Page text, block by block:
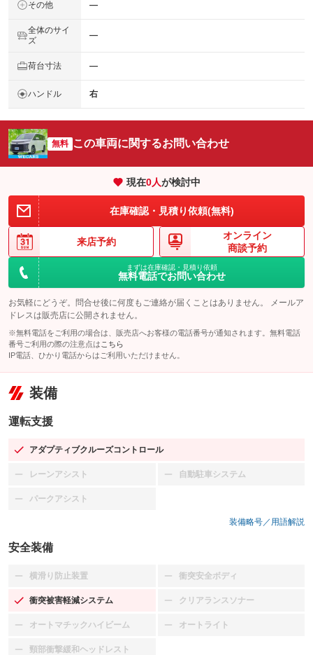
その他 ―
全体のサイ
ズ
―
荷台寸法 ―
ハンドル 右
無料 この車両に関するお問い合わせ
現在0人が検討中
在庫確認・見積り依頼(無料)
来店予約
オンライン
商談予約
まずは在庫確認・見積り依頼
無料電話でお問い合わせ
お気軽にどうぞ。問合せ後に何度もご連絡が届くことはありません。 メールア
ドレスは販売店に公開されません。
※無料電話をご利用の場合は、販売店へお客様の電話番号が通知されます。無料電話
番号ご利用の際の注意点は こちら
IP電話、ひかり電話からはご利用いただけません。
装備
運転支援
アダプティブクルーズコントロール
：装備あり
レーンアシスト
：装備なし 自動駐車システム
：装備なし
パークアシスト
：装備なし
装備略号／用語解説
安全装備
横滑り防止装置
：装備なし 衝突安全ボディ
：装備なし
衝突被害軽減システム
：装備あり クリアランスソナー
：装備なし
オートマチックハイビーム
：装備なし オートライト
：装備なし
頸部衝撃緩和ヘッドレスト